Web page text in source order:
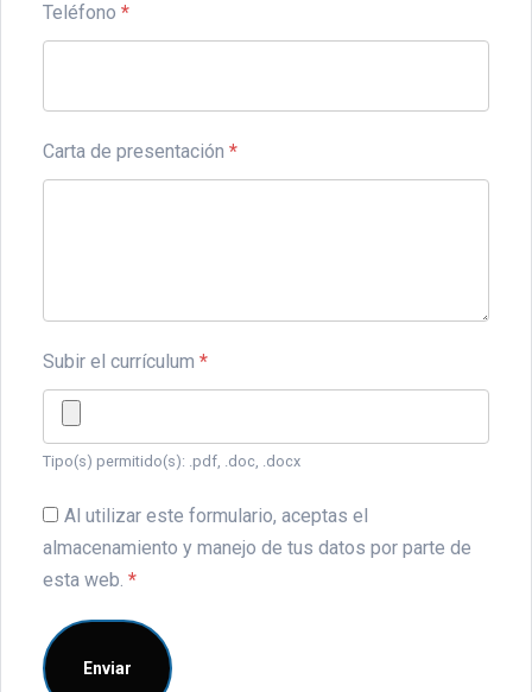
Teléfono *
Carta de presentación *
Subir el currículum *
Tipo(s) permitido(s): .pdf, .doc, .docx
Al utilizar este formulario, aceptas el
almacenamiento y manejo de tus datos por parte de
esta web. *